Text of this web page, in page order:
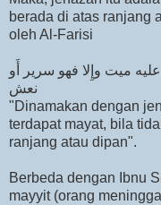
berada di atas ranjang
oleh Al-Farisi
ميت وإِلا فهو سرير أَو
نعش
"Dinamakan dengan
terdapat mayat, bila
ranjang atau dipan".
Berbeda dengan Ibnu
mayyit (orang